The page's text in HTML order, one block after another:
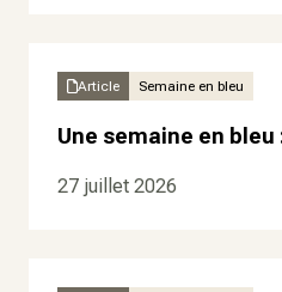
Article Semaine en bleu
Une semaine en
27 juillet 2026